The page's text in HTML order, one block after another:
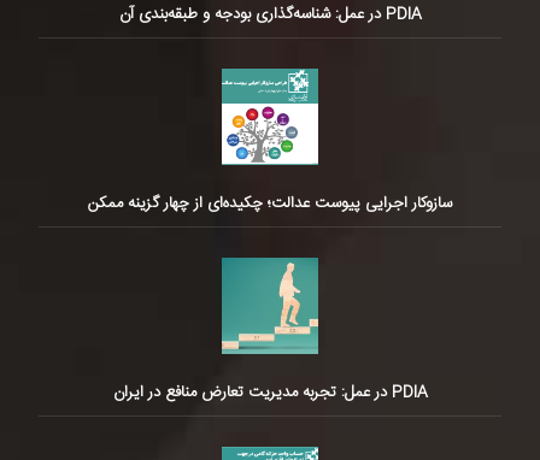
PDIA در عمل: شناسه‌گذاری بودجه و طبقه‌بندی آن
سازوکار اجرایی پیوست عدالت؛ چکیده‌ای از چهار گزینه ممکن
PDIA در عمل: تجربه مدیریت تعارض منافع در ایران